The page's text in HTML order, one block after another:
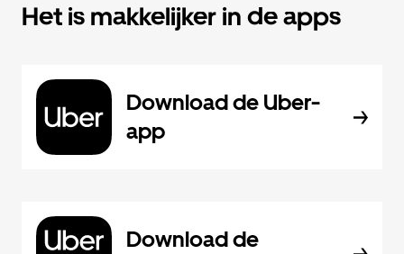
Het is makkelijker in de apps
Download de Uber-
app
Download de